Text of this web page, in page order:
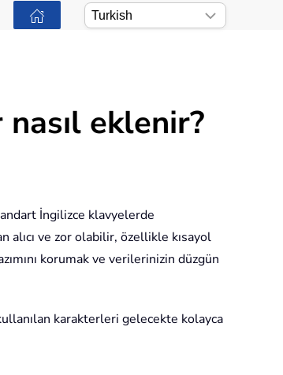
eklenir?
İngilizce klavyelerde
ve zor olabilir, özellikle kısayol
korumak ve verilerinizin düzgün
karakterleri gelecekte kolayca